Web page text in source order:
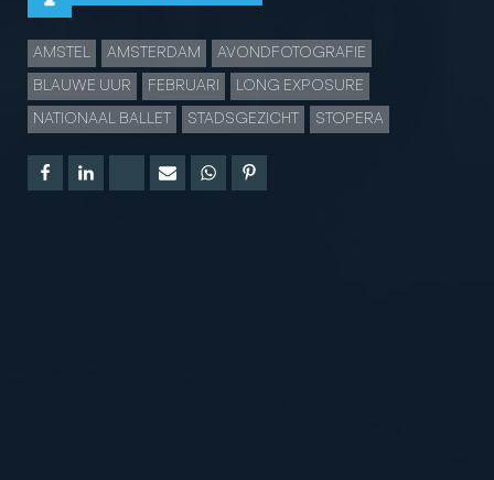
AMSTEL AMSTERDAM AVONDFOTOGRAFIE
BLAUWE UUR FEBRUARI LONG EXPOSURE
NATIONAAL BALLET STADSGEZICHT STOPERA